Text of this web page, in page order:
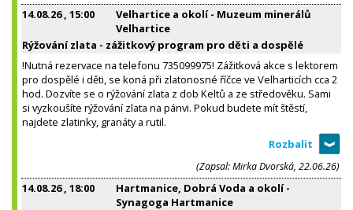
14.08.26, 15:00
Velhartice a okolí - Muzeum minerálů
Velhartice
Rýžování zlata - zážitkový program pro děti a dospělé
!Nutná rezervace na telefonu 735099975! Zážitková akce s lektorem
pro dospělé i děti, se koná při zlatonosné říčce ve Velharticích cca 2
hod. Dozvíte se o rýžování zlata z dob Keltů a ze středověku. Sami
si vyzkoušíte rýžování zlata na pánvi. Pokud budete mít štěstí,
najdete zlatinky, granáty a rutil.
(Zapsal: Mirka Dvorská, 22.06.26)
14.08.26, 18:00
Hartmanice, Dobrá Voda a okolí -
Synagoga Hartmanice